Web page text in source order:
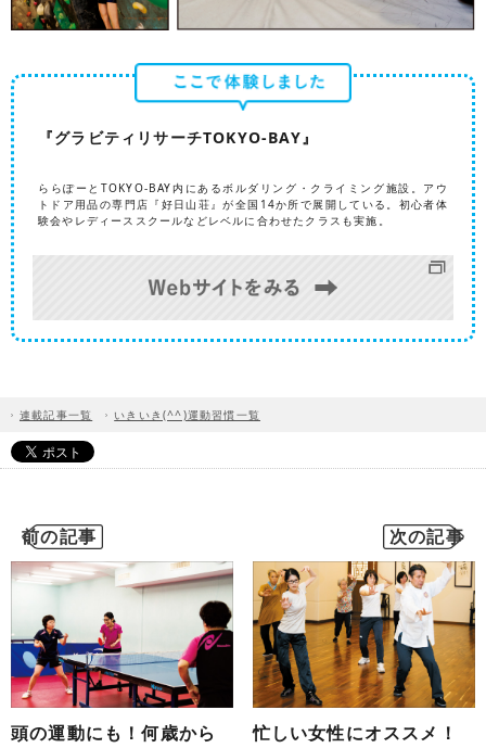
『グラビティリサーチTOKYO-BAY』
ららぽーとTOKYO-BAY内にあるボルダリング・クライミング施設。アウ
トドア用品の専門店『好日山荘』が全国14か所で展開している。初心者体
験会やレディーススクールなどレベルに合わせたクラスも実施。
連載記事一覧 いきいき(^^)運動習慣一覧
前の記事
頭の運動にも！何歳から
次の記事
忙しい女性にオススメ！